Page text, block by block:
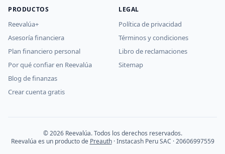
PRODUCTOS
Reevalúa+
Asesoría financiera
Plan financiero personal
Por qué confiar en Reevalúa
Blog de finanzas
Crear cuenta gratis
LEGAL
Política de privacidad
Términos y condiciones
Libro de reclamaciones
Sitemap
© 2026 Reevalúa. Todos los derechos reservados.
Reevalúa es un producto de Preauth· Instacash Peru SAC · 20606997559